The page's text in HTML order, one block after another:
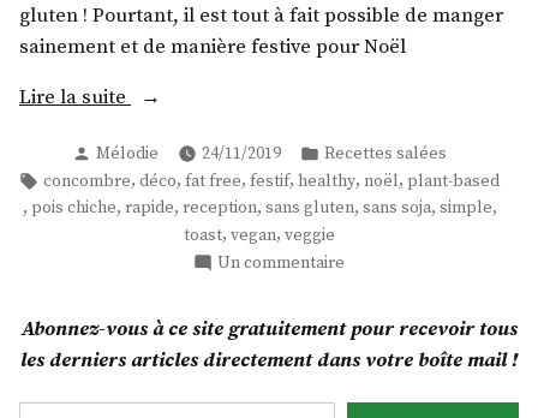
gluten ! Pourtant, il est tout à fait possible de manger
sainement et de manière festive pour Noël
Lire la suite
« Des
pour
Noël
Publié
par
Mélodie 24/11/2019
Publié
dans
Recettes salées
Étiquettes :
concombre, déco, fat free, festif, healthy, noël, plant-based
, pois chiche, rapide, reception, sans gluten, sans soja, simple,
toast, vegan, veggie
Un commentaire
pour
Noël
Abonnez-vous à ce site gratuitement pour recevoir tous
les derniers articles directement dans votre boîte mail !
Saisissez votre adresse e-mail…